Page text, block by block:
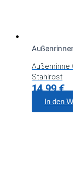
Außenrinne
Stahlrost
14,99€
In den